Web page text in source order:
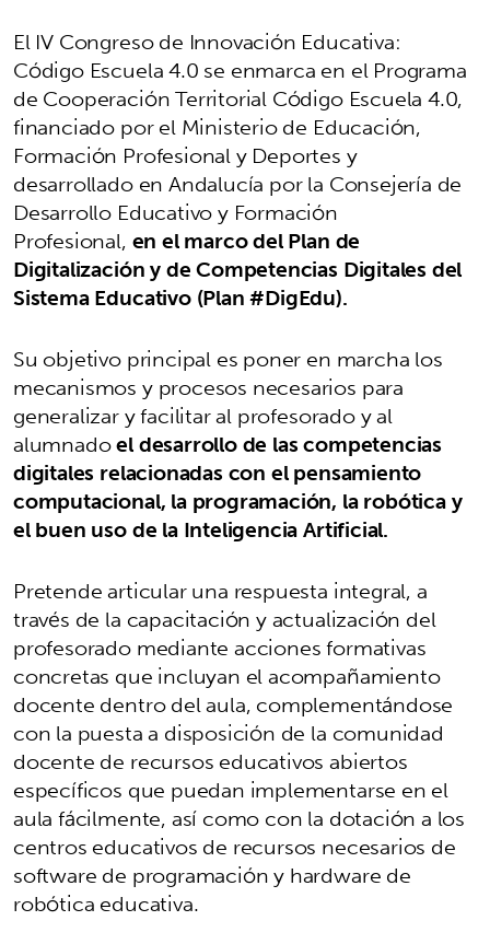
El IV Congreso de Innovación Educativa:
Código Escuela 4.0 se enmarca en el Programa
de Cooperación Territorial Código Escuela 4.0,
financiado por el Ministerio de Educación,
Formación Profesional y Deportes y
desarrollado en Andalucía por la Consejería de
Desarrollo Educativo y Formación
Profesional,en el marco del Plan de
Digitalización y de Competencias Digitales del
Sistema Educativo (Plan #DigEdu).
Su objetivo principal es poner en marcha los
mecanismos y procesos necesarios para
generalizar y facilitar al profesorado y al
alumnadoel desarrollo de las competencias
digitales relacionadas con el pensamiento
computacional, la programación, la robótica y
el buen uso de la Inteligencia Artificial.
Pretende articular una respuesta integral, a
través de la capacitación y actualización del
profesorado mediante acciones formativas
concretas que incluyan el acompañamiento
docente dentro del aula, complementándose
con la puesta a disposición de la comunidad
docente de recursos educativos abiertos
específicos que puedan implementarse en el
aula fácilmente, así como con la dotación a los
centros educativos de recursos necesarios de
software de programación y hardware de
robótica educativa.